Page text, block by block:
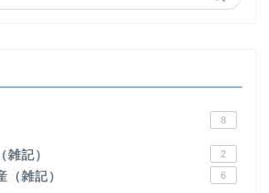
8
雑記） 2
（雑記） 6